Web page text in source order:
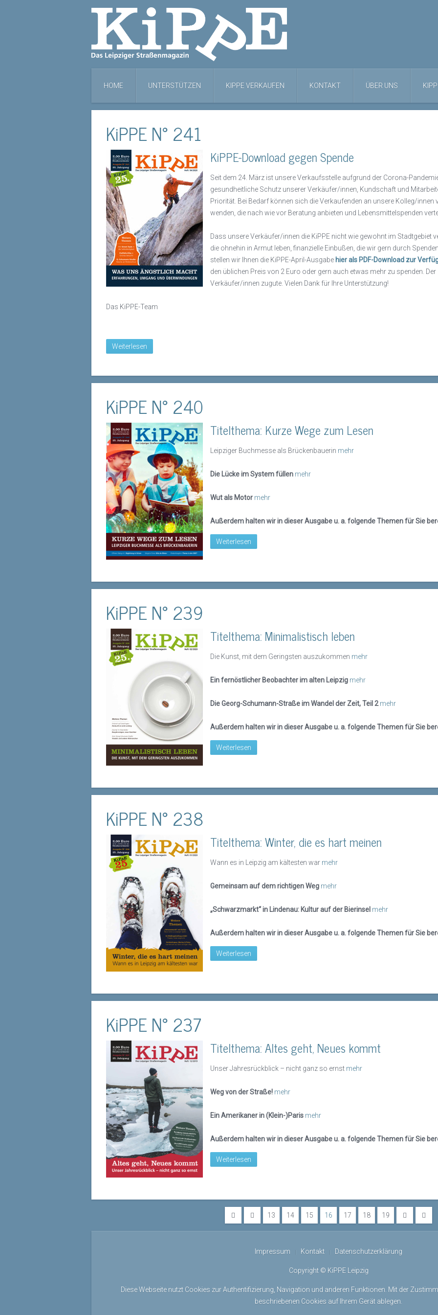
HOME UNTERSTÜTZEN KIPPE VERKAUFEN KONTAKT ÜBER UNS
KiPPE N° 241
KiPPE-Download gegen Spende
Seit dem 24. März ist unsere Verkaufsstelle aufgrund der Corona-
gesundheitliche Schutz unserer Verkäufer/innen, Kundschaft und
Priorität. Bei Bedarf können sich die Verkaufenden an unsere Kolleg/
wenden, die nach wie vor Beratung anbieten und Lebensmittelspenden
Dass unsere Verkäufer/innen die KiPPE nicht wie gewohnt im Stadtgebiet
die ohnehin in Armut leben, finanzielle Einbußen, die wir gern durch
stellen wir Ihnen die KiPPE-April-Ausgabe hier als PDF-Download zur
den üblichen Preis von 2 Euro oder gern auch etwas mehr zu spenden.
Verkäufer/innen zugute. Vielen Dank für Ihre Unterstützung!
Das KiPPE-Team
Weiterlesen
KiPPE N° 240
Titelthema: Kurze Wege zum Lesen
Leipziger Buchmesse als Brückenbauerin mehr
Die Lücke im System füllen mehr
Wut als Motor mehr
Außerdem halten wir in dieser Ausgabe u. a. folgende Themen für Sie
Weiterlesen
KiPPE N° 239
Titelthema: Minimalistisch leben
Die Kunst, mit dem Geringsten auszukommen mehr
Ein fernöstlicher Beobachter im alten Leipzig mehr
Die Georg-Schumann-Straße im Wandel der Zeit, Teil 2mehr
Außerdem halten wir in dieser Ausgabe u. a. folgende Themen für Sie
Weiterlesen
KiPPE N° 238
Titelthema: Winter, die es hart meinen
Wann es in Leipzig am kältesten war mehr
Gemeinsam auf dem richtigen Weg mehr
„Schwarzmarkt“ in Lindenau: Kultur auf der Bierinsel mehr
Außerdem halten wir in dieser Ausgabe u. a. folgende Themen für Sie
Weiterlesen
KiPPE N° 237
Titelthema: Altes geht, Neues kommt
Unser Jahresrückblick – nicht ganz so ernst mehr
Weg von der Straße! mehr
Ein Amerikaner in (Klein-)Paris mehr
Außerdem halten wir in dieser Ausgabe u. a. folgende Themen für Sie
Weiterlesen
13 14 15 16 17 18 19
Impressum Kontakt Datenschutzerklärung
Copyright © KiPPE Leipzig
Diese Webseite nutzt Cookies zur Authentifizierung, Navigation und anderen Funktionen. Mit der
beschriebenen Cookies auf Ihrem Gerät ablegen.